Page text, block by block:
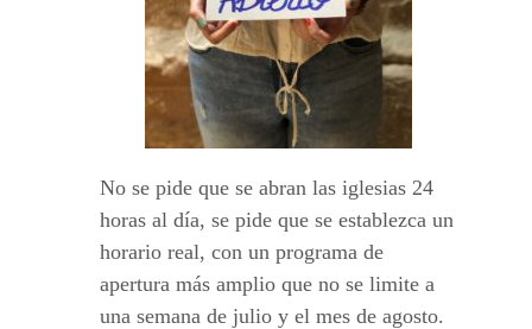
No se pide que se abran las iglesias 24
horas al día, se pide que se establezca un
horario real, con un programa de
apertura más amplio que no se limite a
una semana de julio y el mes de agosto.